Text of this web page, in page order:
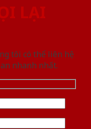
LẠI
tôi có thể liên hệ
nhanh nhất.